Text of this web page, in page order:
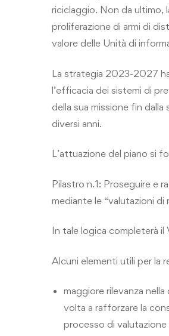
riciclaggio. Non da ultimo,
proliferazione di armi di
valore delle Unità di
La strategia 2023-2027
l’efficacia dei sistemi di
della sua missione fin
diversi anni.
L’attuazione del piano si
Pilastro n.1: Proseguire e
mediante le “valutazioni di
In tale logica completerà
Alcuni elementi utili per la
maggiore rilevanza
volta a rafforzare la
processo di valutazione